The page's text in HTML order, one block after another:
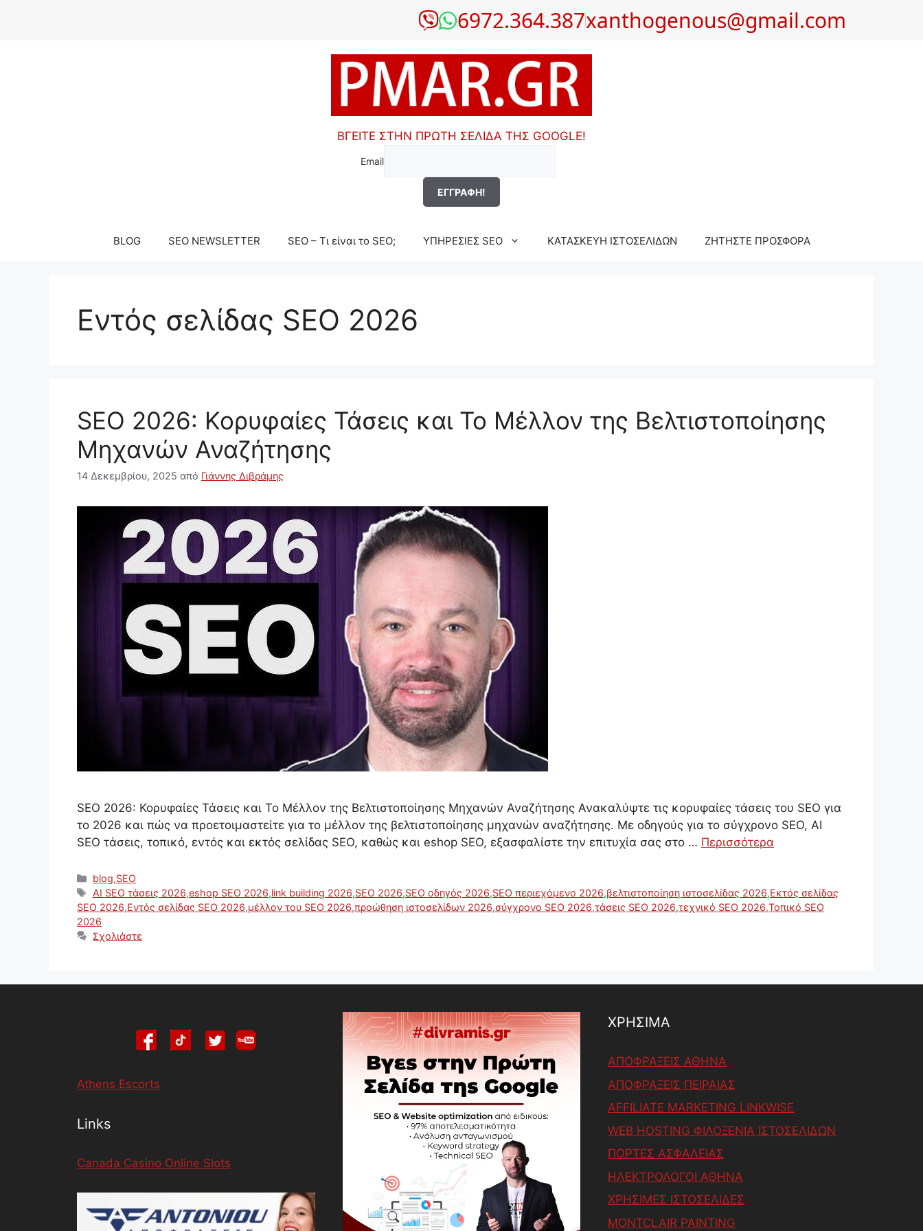
6972.364.387xanthogenous@gmail.com
ΒΓΕΙΤΕ ΣΤΗΝ ΠΡΩΤΗ ΣΕΛΙΔΑ ΤΗΣ GOOGLE!
Email
BLOG SEO NEWSLETTER SEO – Τι είναι το SEO; ΥΠΗΡΕΣΙΕΣ SEO ΚΑΤΑΣΚΕΥΗ ΙΣΤΟΣΕΛΙΔΩΝ ΖΗΤΗΣΤΕ ΠΡΟΣΦΟΡΑ
Εντός σελίδας SEO 2026
SEO 2026: Κορυφαίες Τάσεις και Το Μέλλον της Βελτιστοποίησης
Μηχανών Αναζήτησης
14 Δεκεμβρίου, 2025 από Γιάννης Διβράμης
SEO 2026: Κορυφαίες Τάσεις και Το Μέλλον της Βελτιστοποίησης Μηχανών Αναζήτησης Ανακαλύψτε τις κορυφαίες τάσεις του SEO για
το 2026 και πώς να προετοιμαστείτε για το μέλλον της βελτιστοποίησης μηχανών αναζήτησης. Με οδηγούς για το σύγχρονο SEO, AI
SEO τάσεις, τοπικό, εντός και εκτός σελίδας SEO, καθώς και eshop SEO, εξασφαλίστε την επιτυχία σας στο … Περισσότερα
Κατηγορίες
blog,SEO
Ετικέτες
AI SEO τάσεις 2026,eshop SEO 2026,link building 2026,SEO 2026,SEO οδηγός 2026,SEO περιεχόμενο 2026,βελτιστοποίηση ιστοσελίδας 2026,Εκτός σελίδας
SEO 2026,Εντός σελίδας SEO 2026,μέλλον του SEO 2026,προώθηση ιστοσελίδων 2026,σύγχρονο SEO 2026,τάσεις SEO 2026,τεχνικό SEO 2026,Τοπικό SEO
2026
Σχολιάστε
Athens Escorts
Links
Canada Casino Online Slots
ΧΡΗΣΙΜΑ
ΑΠΟΦΡΑΞΕΙΣ ΑΘΗΝΑ
ΑΠΟΦΡΑΞΕΙΣ ΠΕΙΡΑΙΑΣ
AFFILIATE MARKETING LINKWISE
WEB HOSTING ΦΙΛΟΞΕΝΙΑ ΙΣΤΟΣΕΛΙΔΩΝ
ΠΟΡΤΕΣ ΑΣΦΑΛΕΙΑΣ
ΗΛΕΚΤΡΟΛΟΓΟΙ ΑΘΗΝΑ
ΧΡΗΣΙΜΕΣ ΙΣΤΟΣΕΛΙΔΕΣ
MONTCLAIR PAINTING